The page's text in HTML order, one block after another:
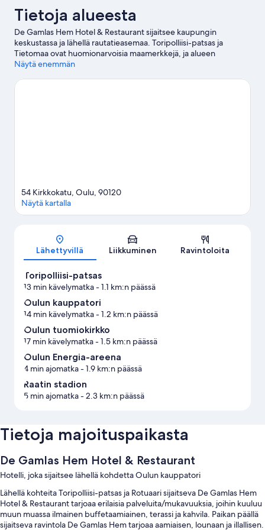
Tietoja alueesta
De Gamlas Hem Hotel & Restaurant sijaitsee kaupungin
keskustassa ja lähellä rautatieasemaa. Toripolliisi-patsas ja
Tietomaa ovat huomionarvoisia maamerkkejä, ja alueen
luonnonkauneuteen voi tutustua kohteissa Oulun kauppatori ja
käydä matsissa vierailusi aikana? Tarkista kohteiden Oulun
Näytä enemmän
Kartta
54 Kirkkokatu, Oulu, 90120
Näytä kartalla
Lähettyvillä Liikkuminen Ravintoloita
Toripolliisi-patsas
13 min kävelymatka- 1.1 km:n päässä
Oulun kauppatori
14 min kävelymatka- 1.2 km:n päässä
Oulun tuomiokirkko
17 min kävelymatka- 1.5 km:n päässä
Oulun Energia-areena
4 min ajomatka- 1.9 km:n päässä
Raatin stadion
5 min ajomatka- 2.3 km:n päässä
Tietoja majoituspaikasta
De Gamlas Hem Hotel & Restaurant
Hotelli, joka sijaitsee lähellä kohdetta Oulun kauppatori
Lähellä kohteita Toripolliisi-patsas ja Rotuaari sijaitseva De Gamlas Hem
Hotel & Restaurant tarjoaa erilaisia palveluita/mukavuuksia, joihin kuuluu
muun muassa ilmainen buffetaamiainen, terassi ja kahvila. Paikan päällä
sijaitseva ravintola De Gamlas Hem tarjoaa aamiaisen, lounaan ja illallisen.